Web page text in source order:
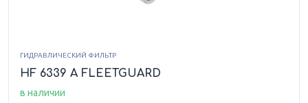
ГИДРАВЛИЧЕСКИЙ ФИЛЬТР
HF 6339 A FLEETGUARD
в наличии